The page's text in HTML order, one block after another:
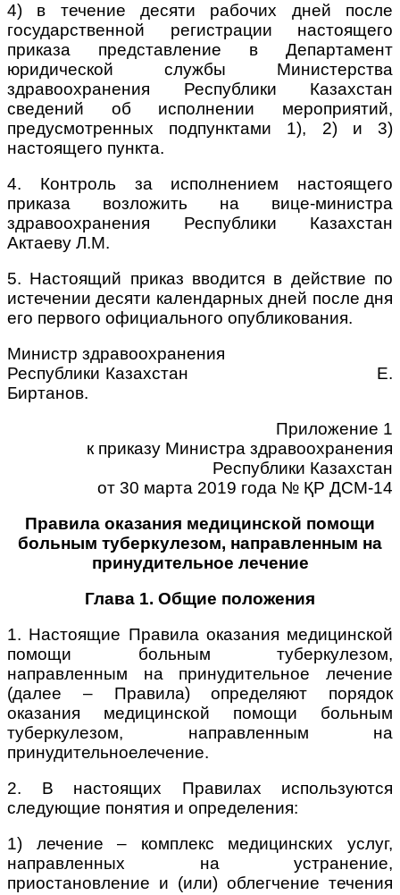
4) в течение десяти рабочих дней после
государственной регистрации настоящего
приказа представление в Департамент
юридической службы Министерства
здравоохранения Республики Казахстан
сведений об исполнении мероприятий,
предусмотренных подпунктами 1), 2) и 3)
настоящего пункта.
4. Контроль за исполнением настоящего
приказа возложить на вице-министра
здравоохранения Республики Казахстан
Актаеву Л.М.
5. Настоящий приказ вводится в действие по
истечении десяти календарных дней после дня
его первого официального опубликования.
Министр здравоохранения
Республики Казахстан Е.
Биртанов.
Приложение 1
к приказу Министра здравоохранения
Республики Казахстан
от 30 марта 2019 года № ҚР ДСМ-14
Правила оказания медицинской помощи
больным туберкулезом, направленным на
принудительное лечение
Глава 1. Общие положения
1. Настоящие Правила оказания медицинской
помощи больным туберкулезом,
направленным на принудительное лечение
(далее – Правила) определяют порядок
оказания медицинской помощи больным
туберкулезом, направленным на
принудительноелечение.
2. В настоящих Правилах используются
следующие понятия и определения:
1) лечение – комплекс медицинских услуг,
направленных на устранение,
приостановление и (или) облегчение течения